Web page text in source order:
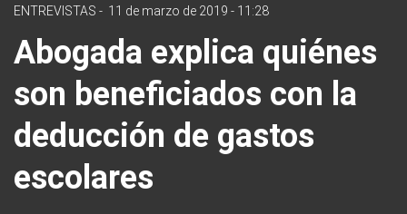
ENTREVISTAS - 11 de marzo de 2019 - 11:28
Abogada explica quiénes
son beneficiados con la
deducción de gastos
escolares